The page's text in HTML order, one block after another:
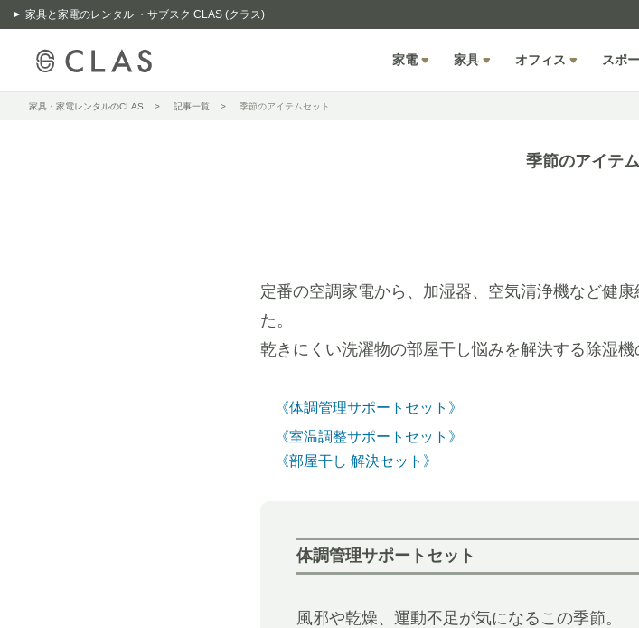
家具と家電のレンタル ・サブスク CLAS (クラス)
家電 家具 オフィス スポ
家具・家電レンタルのCLAS 記事一覧 季節のアイテムセット
季節のアイテ
定番の空調家電から、加湿器、空気清浄機など健
た。
乾きにくい洗濯物の部屋干し悩みを解決する除湿機
《体調管理サポートセット》
《室温調整サポートセット》
《部屋干し 解決セット》
体調管理サポートセット
風邪や乾燥、運動不足が気になるこの季節。